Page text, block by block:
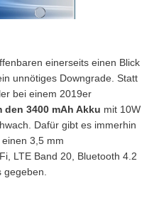
einerseits einen Blick
unnötiges Downgrade. Statt
bei einem 2019er
den 3400 mAh Akku mit 10W
Dafür gibt es immerhin
3,5 mm
LTE Band 20, Bluetooth 4.2